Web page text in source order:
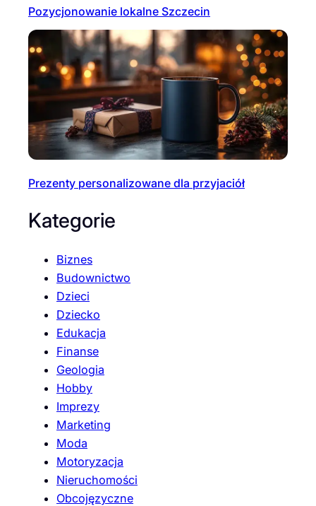
Pozycjonowanie lokalne Szczecin
Prezenty personalizowane dla przyjaciół
Kategorie
Biznes
Budownictwo
Dzieci
Dziecko
Edukacja
Finanse
Geologia
Hobby
Imprezy
Marketing
Moda
Motoryzacja
Nieruchomości
Obcojęzyczne